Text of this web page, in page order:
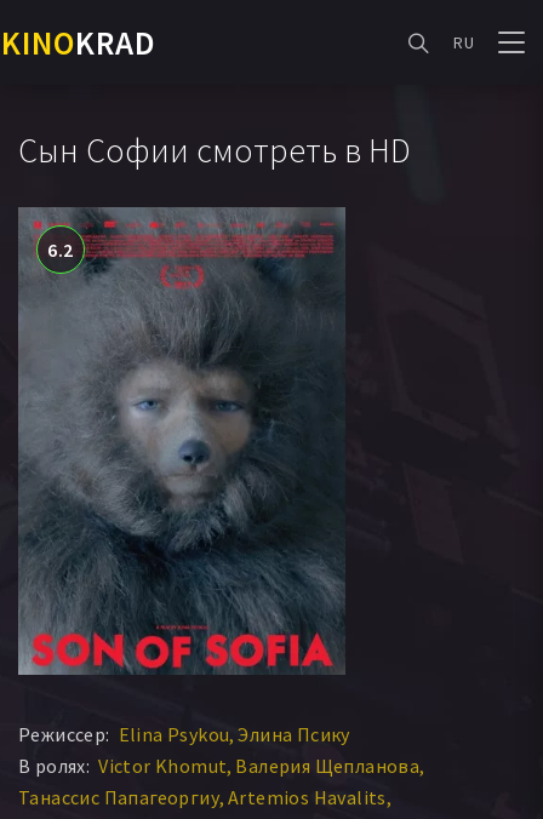
KINOKRAD RU
Сын Софии смотреть в HD
6.2
Режиссер: Elina Psykou Элина Псику
В ролях: Victor Khomut Валерия Щепланова
Танассис Папагеоргиу Artemios Havalits